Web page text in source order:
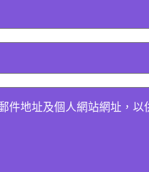
件地址及個人網站網址，以